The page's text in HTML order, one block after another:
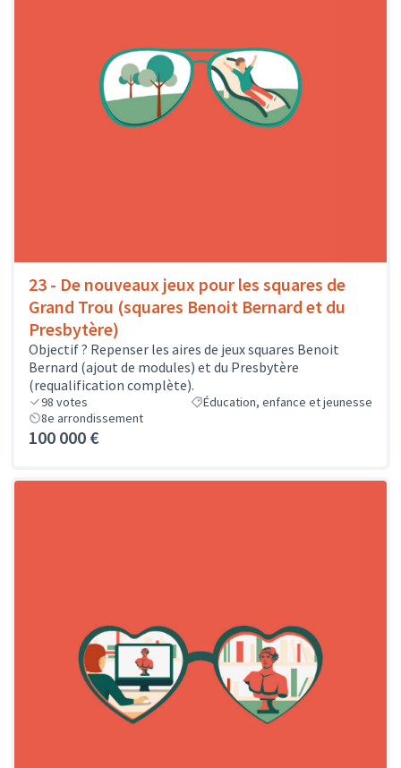
23 - De nouveaux jeux pour les squares de
Grand Trou (squares Benoit Bernard et du
Presbytère)
Objectif ? Repenser les aires de jeux squares Benoit
Bernard (ajout de modules) et du Presbytère
(requalification complète).
98 votes
Éducation, enfance et jeunesse
8e arrondissement
100 000 €